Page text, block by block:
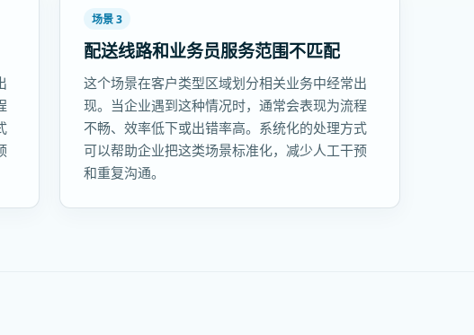
场景 3
配送线路和业务员服务范围不匹配
这个场景在客户类型区域划分相关业务中经常出
现。当企业遇到这种情况时，通常会表现为流程
不畅、效率低下或出错率高。系统化的处理方式
可以帮助企业把这类场景标准化，减少人工干预
和重复沟通。